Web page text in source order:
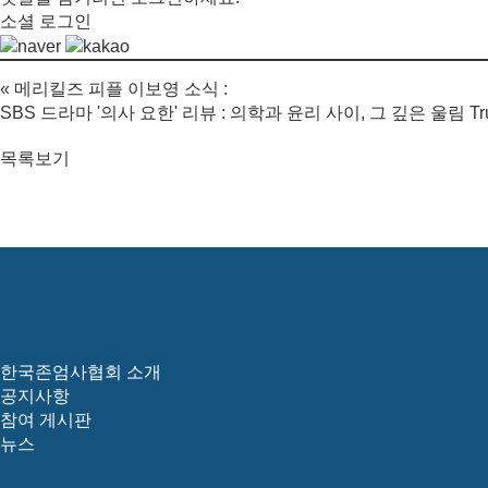
소셜 로그인
« 메리킬즈 피플 이보영 소식 :
SBS 드라마 '의사 요한' 리뷰 : 의학과 윤리 사이, 그 깊은 울림
목록보기
한국존엄사협회 소개
공지사항
참여 게시판
뉴스